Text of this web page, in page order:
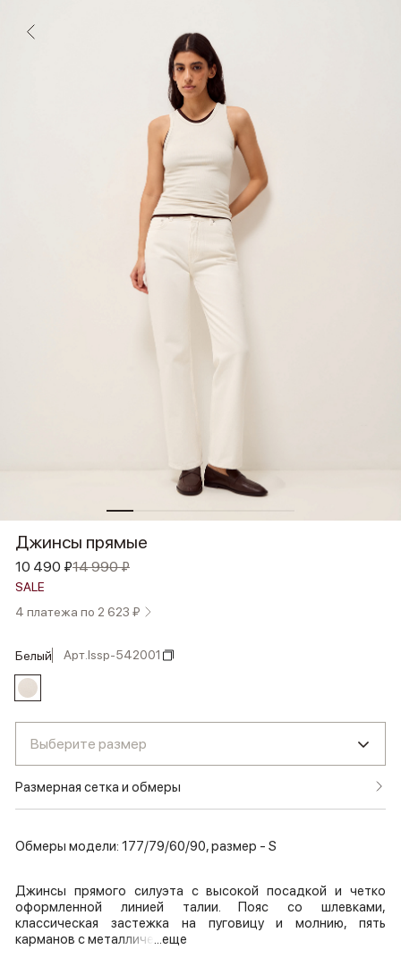
Джинсы прямые
10 490 ₽14 990 ₽
SALE
4 платежа по 2 623 ₽
белый Арт.lssp-542001
Выберите размер
Размерная сетка и обмеры
Обмеры модели: 177/79/60/90, размер - S
Джинсы прямого силуэта с высокой посадкой и четко
оформленной линией талии. Пояс со шлевками,
классическая застежка на пуговицу и молнию, пять
карманов с металличе ...еще